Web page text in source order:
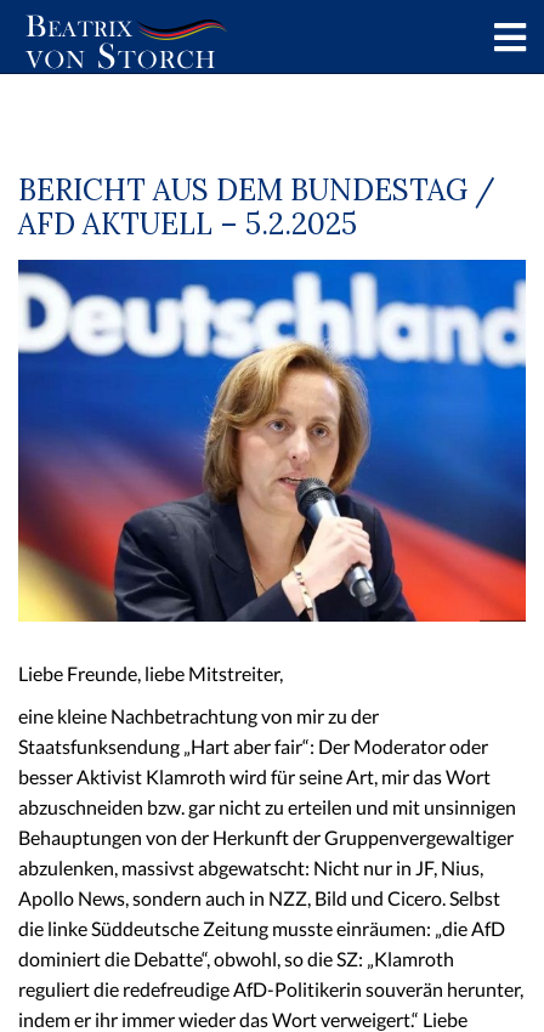
BERICHT AUS DEM BUNDESTAG /
AFD AKTUELL – 5.2.2025
Liebe Freunde, liebe Mitstreiter,
eine kleine Nachbetrachtung von mir zu der
Staatsfunksendung „Hart aber fair“: Der Moderator oder
besser Aktivist Klamroth wird für seine Art, mir das Wort
abzuschneiden bzw. gar nicht zu erteilen und mit unsinnigen
Behauptungen von der Herkunft der Gruppenvergewaltiger
abzulenken, massivst abgewatscht: Nicht nur in JF, Nius,
Apollo News, sondern auch in NZZ, Bild und Cicero. Selbst
die linke Süddeutsche Zeitung musste einräumen: „die AfD
dominiert die Debatte“, obwohl, so die SZ: „Klamroth
reguliert die redefreudige AfD-Politikerin souverän herunter,
indem er ihr immer wieder das Wort verweigert.“ Liebe